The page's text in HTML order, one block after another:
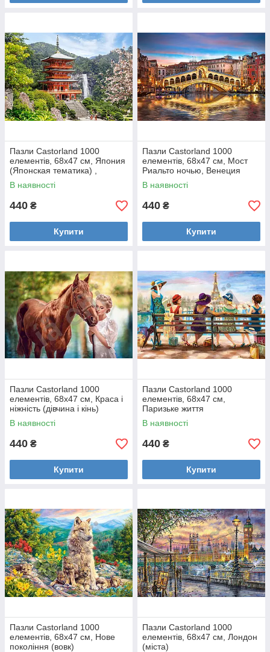
Пазли Castorland 1000
елементів, 68х47 см, Япония
(Японская тематика) ,
В наявності
440 ₴
Купити
Пазли Castorland 1000
елементів, 68х47 см, Мост
Риальто ночью, Венеция
(города),
В наявності
440 ₴
Купити
Пазли Castorland 1000
елементів, 68х47 см, Краса і
ніжність (дівчина і кінь)
В наявності
440 ₴
Купити
Пазли Castorland 1000
елементів, 68х47 см,
Паризьке життя
В наявності
440 ₴
Купити
Пазли Castorland 1000
елементів, 68х47 см, Нове
покоління (вовк)
Пазли Castorland 1000
елементів, 68х47 см, Лондон
(міста)